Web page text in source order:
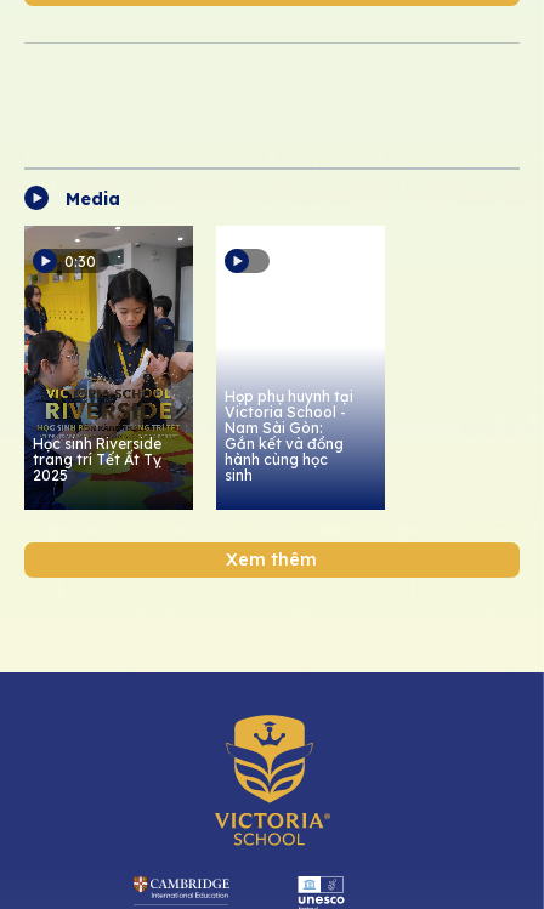
Media
0:30
Học sinh Riverside
trang trí Tết Ất Tỵ
2025
Họp phụ huynh tại
Victoria School -
Nam Sài Gòn:
Gắn kết và đồng
hành cùng học
sinh
Xem thêm